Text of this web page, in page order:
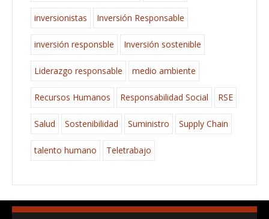
inversionistas Inversión Responsable
inversión responsble Inversión sostenible
Liderazgo responsable medio ambiente
Recursos Humanos Responsabilidad Social RSE
Salud Sostenibilidad Suministro Supply Chain
talento humano Teletrabajo